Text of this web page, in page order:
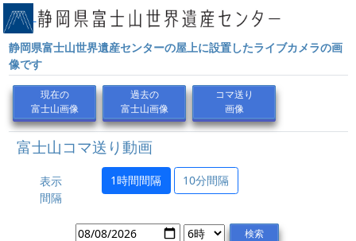
静岡県富士山世界遺産センターの屋上に設置したライブカメラの画
像です
現在の
富士山画像
過去の
富士山画像
コマ送り
画像
富士山コマ送り動画
表示
間隔
1時間間隔 10分間隔
検索